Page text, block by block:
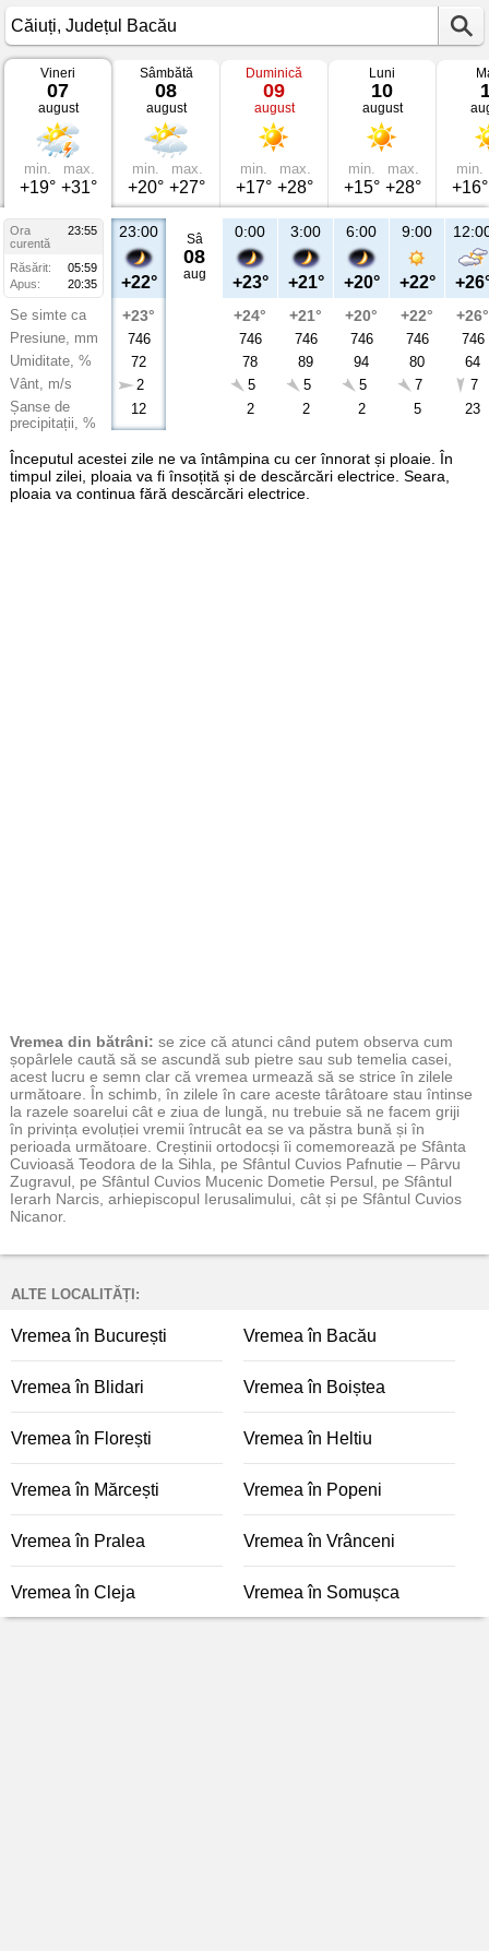
Vremea
Căiuți
Județul
Bacău
Vineri
07
august
min.
+19°
max.
+31°
Sâmbătă
08
august
min.
+20°
max.
+27°
Duminică
09
august
min.
+17°
max.
+28°
Luni
10
august
min.
+15°
max.
+28°
min.
+16°
Ora
23:55
curentă
Răsărit:
05:59
Apus:
20:35
Se simte ca
Presiune, mm
Umiditate, %
Vânt, m/s
Șanse de
precipitații, %
23:00
+22°
+23°
746
72
2
12
Sâ
08
aug
0:00
+23°
+24°
746
78
5
2
3:00
+21°
+21°
746
89
5
2
6:00
+20°
+20°
746
94
5
2
9:00
+22°
+22°
746
80
7
5
+26°
746
64
7
23
Începutul acestei zile ne va întâmpina cu cer înnorat și ploaie. În
timpul zilei, ploaia va fi însoțită și de descărcări electrice. Seara,
ploaia va continua fără descărcări electrice.
Vremea din bătrâni: se zice că atunci când putem observa cum
șopârlele caută să se ascundă sub pietre sau sub temelia casei,
acest lucru e semn clar că vremea urmează să se strice în zilele
următoare. În schimb, în zilele în care aceste târâtoare stau întinse
la razele soarelui cât e ziua de lungă, nu trebuie să ne facem griji
în privința evoluției vremii întrucât ea se va păstra bună și în
perioada următoare. Creștinii ortodocși îi comemorează pe Sfânta
Cuvioasă Teodora de la Sihla, pe Sfântul Cuvios Pafnutie – Pârvu
Zugravul, pe Sfântul Cuvios Mucenic Dometie Persul, pe Sfântul
Ierarh Narcis, arhiepiscopul Ierusalimului, cât și pe Sfântul Cuvios
Nicanor.
ALTE LOCALITĂȚI:
Vremea în București Vremea în Bacău
Vremea în Blidari Vremea în Boiștea
Vremea în Florești Vremea în Heltiu
Vremea în Mărcești Vremea în Popeni
Vremea în Pralea Vremea în Vrânceni
Vremea în Cleja Vremea în Somușca